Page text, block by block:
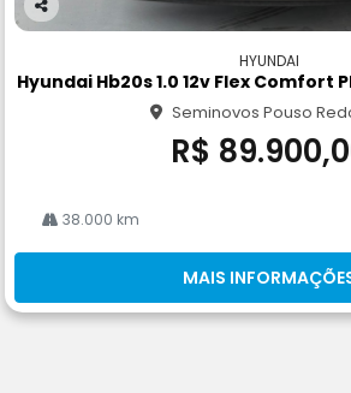
Co
rtil
HYUNDAI
Hyundai Hb20s 1.0 12v Flex Comfort
Seminovos Pouso
R$
38.000 km
MAIS